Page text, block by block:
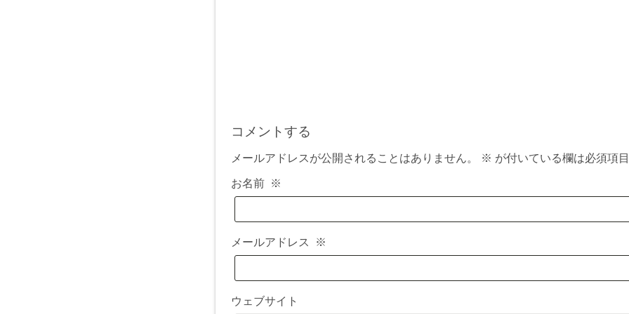
コメントする
メールアドレスが公開されることはありません。 ※ が付いている欄は必須項
お名前 ※
メールアドレス ※
ウェブサイト